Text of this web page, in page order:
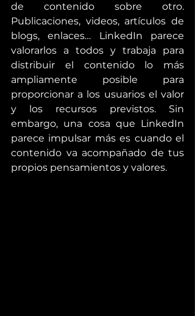
de contenido sobre otro.
Publicaciones, videos, artículos de
blogs, enlaces… LinkedIn parece
valorarlos a todos y trabaja para
distribuir el contenido lo más
ampliamente posible para
proporcionar a los usuarios el valor
y los recursos previstos. Sin
embargo, una cosa que LinkedIn
parece impulsar más es cuando el
contenido va acompañado de tus
propios pensamientos y valores.